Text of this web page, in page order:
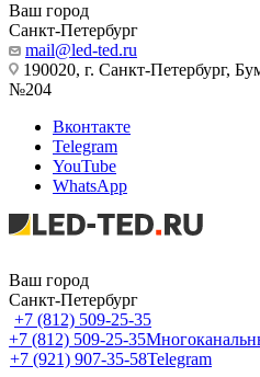
Ваш город
Санкт-Петербург
mail@led-ted.ru
190020, г. Санкт-Петербург,
№204
Вконтакте
Telegram
YouTube
WhatsApp
Ваш город
Санкт-Петербург
+7 (812) 509-25-35
+7 (812) 509-25-35
+7 (921) 907-35-58Telegram